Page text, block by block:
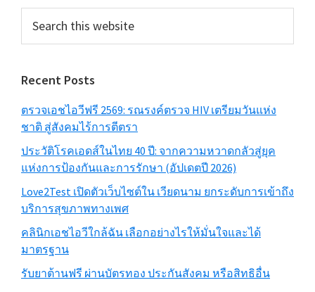
this
Recent Posts
ตรวจเอชไอวีฟรี 2569: รณรงค์ตรวจ HIV เตรียมวันแห่ง
ชาติ สู่สังคมไร้การตีตรา
ประวัติโรคเอดส์ในไทย 40 ปี: จากความหวาดกลัวสู่ยุค
แห่งการป้องกันและการรักษา (อัปเดตปี 2026)
Love2Test เปิดตัวเว็บไซต์ใน เวียดนาม ยกระดับการเข้าถึง
บริการสุขภาพทางเพศ
คลินิกเอชไอวีใกล้ฉัน เลือกอย่างไรให้มั่นใจและได้
มาตรฐาน
รับยาต้านฟรี ผ่านบัตรทอง ประกันสังคม หรือสิทธิอื่น